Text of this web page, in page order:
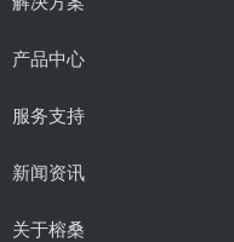
产品中心
服务支持
新闻资讯
关于榕桑